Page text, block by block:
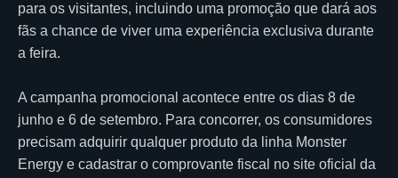
para os visitantes, incluindo uma promoção que dará aos
fãs a chance de viver uma experiência exclusiva durante
a feira.
A campanha promocional acontece entre os dias 8 de
junho e 6 de setembro. Para concorrer, os consumidores
precisam adquirir qualquer produto da linha Monster
Energy e cadastrar o comprovante fiscal no site oficial da